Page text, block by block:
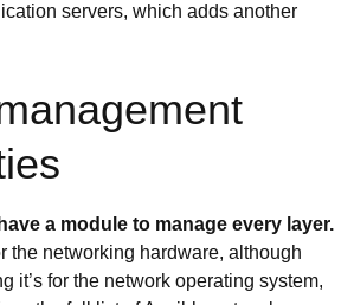
servers, which adds another
a module to manage every layer.
the networking hardware, although
it’s for the network operating system,